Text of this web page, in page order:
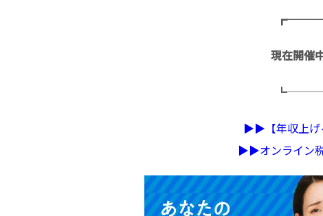
現在開催
▶︎▶︎【年収上げ
▶︎▶︎オンライン